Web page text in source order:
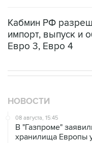
Кабмин РФ
импорт, выпуск и
Евро 3, Евро 4
НОВОСТИ
08 августа, 15:45
В "Газпроме"
хранилища Европы